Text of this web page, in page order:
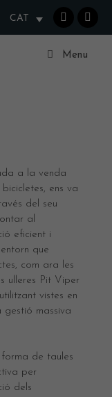
CAT
Menu
a la venda
ens va
del seu
al
eficient i
que
com ara les
ulleres Pit Viper
vistes en
massiva
de taules
per
dels